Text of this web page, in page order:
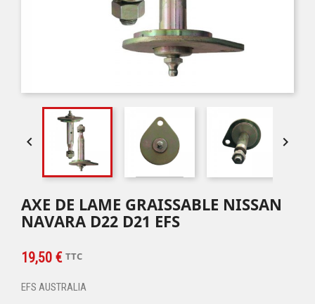
 
AXE DE LAME GRAISSABLE NISSAN
NAVARA D22 D21 EFS
19,50 € TTC
EFS AUSTRALIA